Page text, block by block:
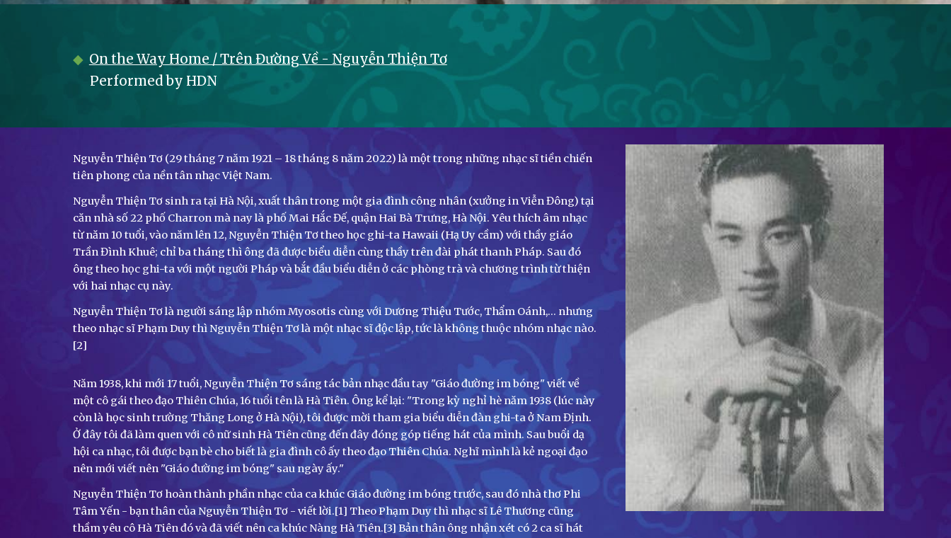
◆ On the Way Home / Trên Đường Về - Nguyễn Thiện Tơ
Performed by HDN
Nguyễn Thiện Tơ (29 tháng 7 năm 1921 – 18 tháng 8 năm 2022) là một trong những nhạc sĩ tiền chiến
tiên phong của nền tân nhạc Việt Nam.
Nguyễn Thiện Tơ sinh ra tại Hà Nội, xuất thân trong một gia đình công nhân (xưởng in Viễn Đông) tại
căn nhà số 22 phố Charron mà nay là phố Mai Hắc Đế, quận Hai Bà Trưng, Hà Nội. Yêu thích âm nhạc
từ năm 10 tuổi, vào năm lên 12, Nguyễn Thiện Tơ theo học ghi-ta Hawaii (Hạ Uy cầm) với thầy giáo
Trần Đình Khuê; chỉ ba tháng thì ông đã được biểu diễn cùng thầy trên đài phát thanh Pháp. Sau đó
ông theo học ghi-ta với một người Pháp và bắt đầu biểu diễn ở các phòng trà và chương trình từ thiện
với hai nhạc cụ này.
Nguyễn Thiện Tơ là người sáng lập nhóm Myosotis cùng với Dương Thiệu Tước, Thẩm Oánh,... nhưng
theo nhạc sĩ Phạm Duy thì Nguyễn Thiện Tơ là một nhạc sĩ độc lập, tức là không thuộc nhóm nhạc nào.
[2]
Năm 1938, khi mới 17 tuổi, Nguyễn Thiện Tơ sáng tác bản nhạc đầu tay "Giáo đường im bóng" viết về
một cô gái theo đạo Thiên Chúa, 16 tuổi tên là Hà Tiên. Ông kể lại: "Trong kỳ nghỉ hè năm 1938 (lúc này
còn là học sinh trường Thăng Long ở Hà Nội), tôi được mời tham gia biểu diễn đàn ghi-ta ở Nam Định.
Ở đây tôi đã làm quen với cô nữ sinh Hà Tiên cũng đến đây đóng góp tiếng hát của mình. Sau buổi dạ
hội ca nhạc, tôi được bạn bè cho biết là gia đình cô ấy theo đạo Thiên Chúa. Nghĩ mình là kẻ ngoại đạo
nên mới viết nên "Giáo đường im bóng" sau ngày ấy."
Nguyễn Thiện Tơ hoàn thành phần nhạc của ca khúc Giáo đường im bóng trước, sau đó nhà thơ Phi
Tâm Yến - bạn thân của Nguyễn Thiện Tơ - viết lời.[1] Theo Phạm Duy thì nhạc sĩ Lê Thương cũng
thầm yêu cô Hà Tiên đó và đã viết nên ca khúc Nàng Hà Tiên.[3] Bản thân ông nhận xét có 2 ca sĩ hát